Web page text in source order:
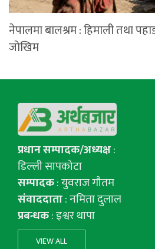
नेपालमा बालश्रम : हिमाली तथा
जोखिम
प्रधान सम्पादक/अध्यक्ष:
डिल्ली सापकोटा
सम्पादक: युवराज गाैतम
संवाददाता: नमिता दुलाल
प्रबन्धक: इश्वर थापा
VIEW ALL